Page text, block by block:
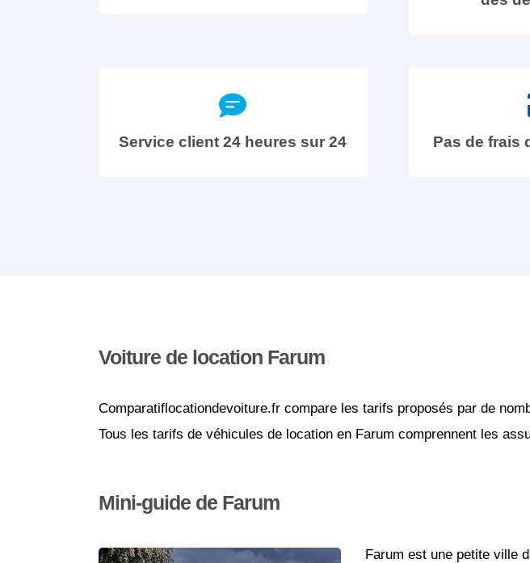
Service client 24 heures sur 24 Pas de frais
Voiture de location Farum
Comparatiflocationdevoiture.fr compare les tarifs proposés par de
Tous les tarifs de véhicules de location en Farum comprennent les
Mini-guide de Farum
Farum est une petite ville